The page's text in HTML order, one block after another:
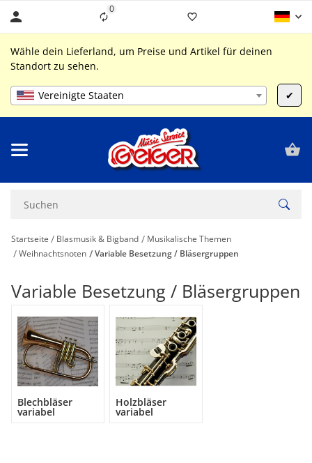
0Liste ist leer
Wähle dein Lieferland, um Preise und Artikel für deinen
Standort zu sehen.
Vereinigte Staaten ✔
Startseite Blasmusik & Bigband
Musikalische Themen
Weihnachtsnoten
Variable Besetzung / Bläsergruppen
Variable Besetzung / Bläsergruppen
Blechbläser
variabel
Holzbläser
variabel